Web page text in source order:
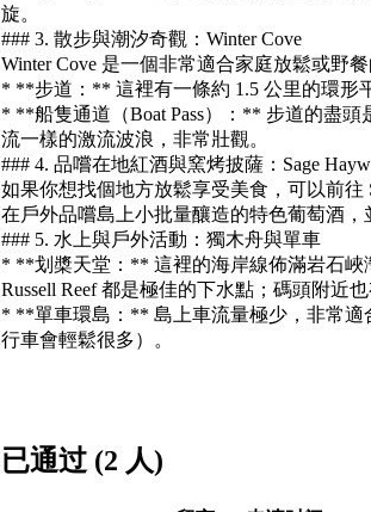
旋。
### 3. 散步與潮汐奇觀：Winter Cove
Winter Cove 是一個非常適合家庭放鬆或野
* **步道：** 這裡有一條約 1.5 公里的環形
* **船隻通道（Boat Pass）：** 步道的盡
流一樣的激流波浪，非常壯觀。
### 4. 品嚐在地紅酒與窯烤披薩：Sage
如果你想找個地方放鬆享受美食，可以前往
在戶外品嚐島上小批量釀造的特色葡萄酒，
### 5. 水上與戶外活動：獨木舟與單車
* **划槳天堂：** 這裡的海岸線佈滿岩石峽
Russell Reef 都是極佳的下水點；碼頭附近
* **單車環島：** 島上車流量極少，非常適
行車會輕鬆很多）。
已通过 (2 人)